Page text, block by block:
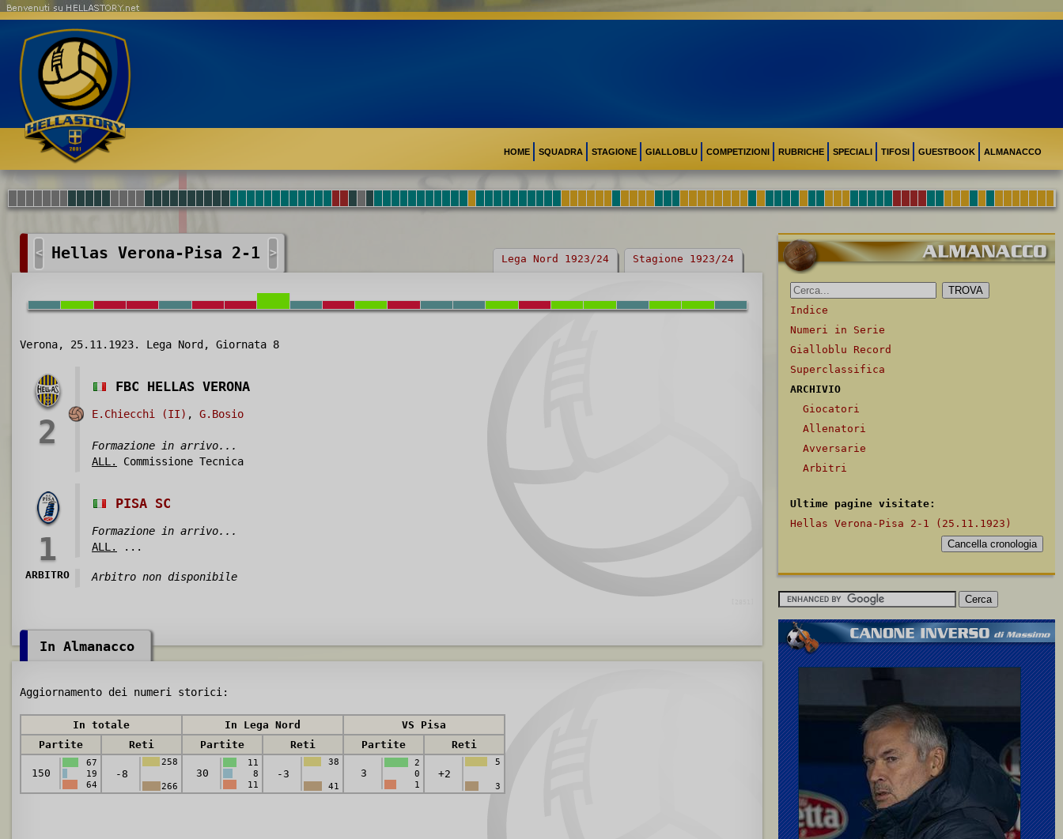
HOME SQUADRA STAGIONE GIALLOBLU COMPETIZIONI RUBRICHE SPECIALI TIFOSI GUESTBOOK ALMANACCO
Benvenuti su HELLASTORY.net
< Hellas Verona-Pisa 2-1 > Lega Nord 1923/24 Stagione 1923/24
Verona, 25.11.1923. Lega Nord, Giornata 8
2
FBC HELLAS VERONA
E.Chiecchi (II) , G.Bosio
Formazione in arrivo...
ALL.
Commissione Tecnica
1
PISA SC
Formazione in arrivo...
ALL.
...
ARBITRO Arbitro non disponibile
In Almanacco
Aggiornamento dei numeri storici:
In totale In Lega Nord
VS Pisa
Partite
Reti Partite Reti Partite Reti
150
67
19
64
-8
258
266
30
11
8
11
-3
38
41
3
2
0
1
+2
5
3
Indice
Numeri in Serie
Gialloblu Record
Superclassifica
ARCHIVIO
Giocatori
Allenatori
Avversarie
Arbitri
Ultime pagine visitate:
Hellas Verona-Pisa 2-1 (25.11.1923)